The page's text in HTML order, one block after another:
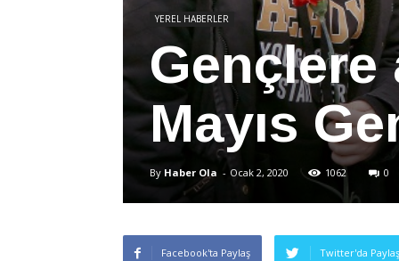
YEREL HABERLER
Gençlere
Mayıs
By Haber Ola - Ocak 2, 2020 1062 0
Facebook'ta Paylaş Twitter'da Paylaş